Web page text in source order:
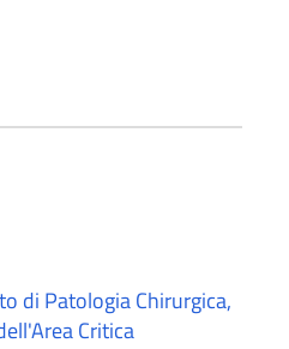
di Patologia Chirurgica,
Critica